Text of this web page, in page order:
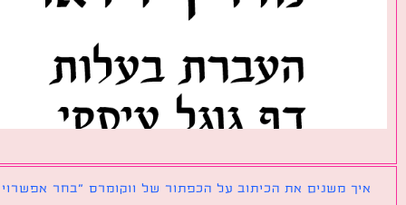
משנים את הכיתוב על הכפתור של ווקומרס ״בחר אפשרויות״